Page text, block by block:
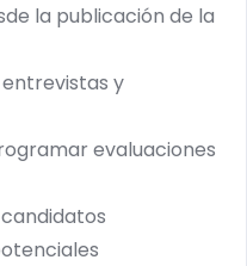
la publicación de la
y
evaluaciones